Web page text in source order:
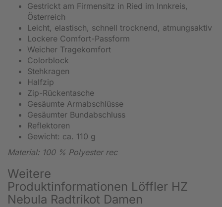
Gestrickt am Firmensitz in Ried im Innkreis,
Österreich
Leicht, elastisch, schnell trocknend, atmungsaktiv
Lockere Comfort-Passform
Weicher Tragekomfort
Colorblock
Stehkragen
Halfzip
Zip-Rückentasche
Gesäumte Armabschlüsse
Gesäumter Bundabschluss
Reflektoren
Gewicht: ca. 110 g
Material: 100 % Polyester rec
Weitere
Produktinformationen Löffler HZ
Nebula Radtrikot Damen